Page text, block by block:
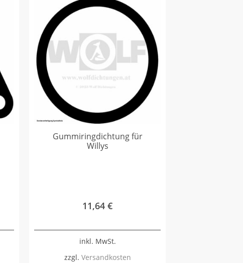
Gummiringdichtung für
Willys
11,64 €
inkl. MwSt.
zzgl. Versandkosten